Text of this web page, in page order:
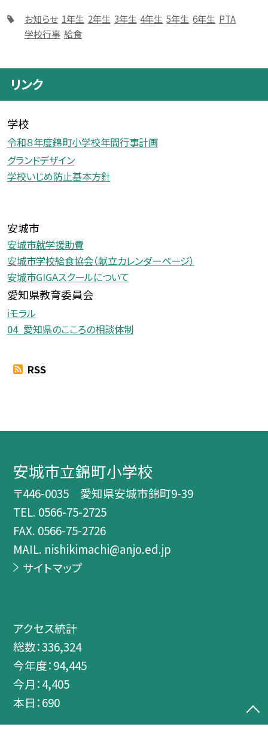
お知らせ 1年生 2年生 3年生 4年生 5年生 6年生 PTA
学校行事 給食
リンク
学校
令和８年度錦町小学校年間行事計画
グランドデザイン
学校いじめ防止基本方針
安城市
安城市就学援助費
安城市学校給食協会（献立カレンダーページ）
安城市GIGAスクールについて
愛知県教育委員会
iモラル
04_愛知県のこころの相談体制
RSS
安城市立錦町小学校
〒446-0035 愛知県安城市錦町9-39
TEL. 0566-75-2725
FAX. 0566-75-2726
MAIL. nishikimachi@anjo.ed.jp
サイトマップ
アクセス統計
総数：336,324
今年度：94,445
今月：4,405
本日：690